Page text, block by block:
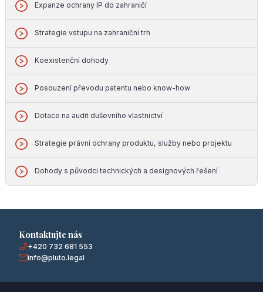
Expanze ochrany IP do zahraničí
Strategie vstupu na zahraniční trh
Koexistenční dohody
Posouzení převodu patentu nebo know-how
Dotace na audit duševního vlastnictví
Strategie právní ochrany produktu, služby nebo projektu
Dohody s původci technických a designových řešení
Kontaktujte nás
+420 732 681 553
info@pluto.legal